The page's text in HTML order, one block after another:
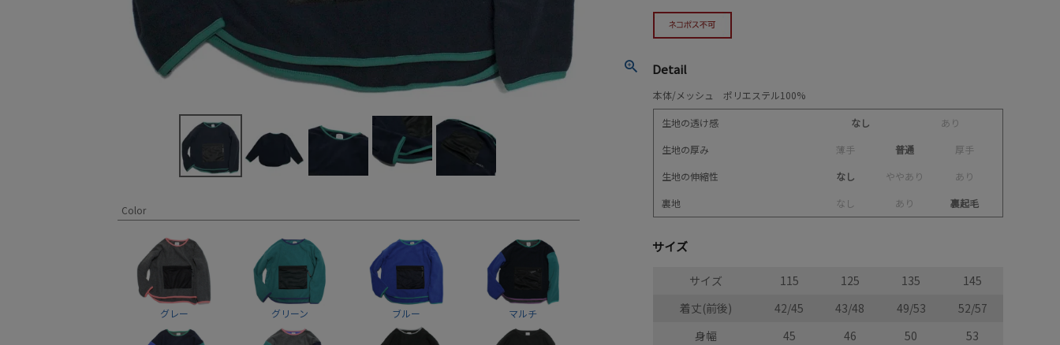
Color
グレー グリーン ブルー マルチ
Detail
本体/メッシュ ポリエステル100%
生地の透け感 なし あ り
生地の厚み
薄手 普通 厚手
生地の伸縮性
なし ややあ り あ り
裏地
な し あ り 裏起毛
サイズ
サイズ 115 125 135
145
着丈(前後)
42/45 43/48 49/53
52/57
身幅
45 46 50
53